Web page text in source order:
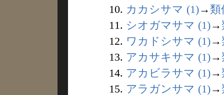
10. カカシサマ (1)→ 類
11. シオガマサマ (1)→
12. ワカドシサマ (1)→
13. アカサキサマ (1)→
14. アカビラサマ (1)→
15. アラガンサマ (1)→